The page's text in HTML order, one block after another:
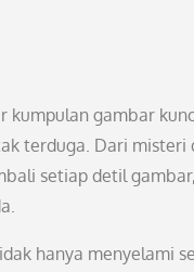
kumpulan gambar
terduga. Dari
setiap detil
hanya menyelami